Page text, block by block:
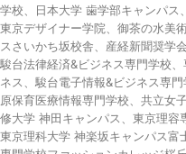
学校、日本大学 歯学部キャンパス
東京デザイナー学院、御茶の水美
スさいかち坂校舎、産経新聞奨学
駿台法律経済&ビジネス専門学校
ネス、駿台電子情報&ビジネス専
原保育医療情報専門学校、共立女
修大学 神田キャンパス、東京理容
東京理科大学 神楽坂キャンパス富